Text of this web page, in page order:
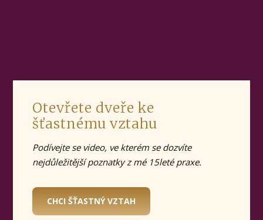
Otevřete dveře ke
šťastnému vztahu
Podívejte se video, ve kterém se dozvíte
nejdůležitější poznatky z mé 15leté praxe.
CHCI ŠŤASTNÝ VZTAH